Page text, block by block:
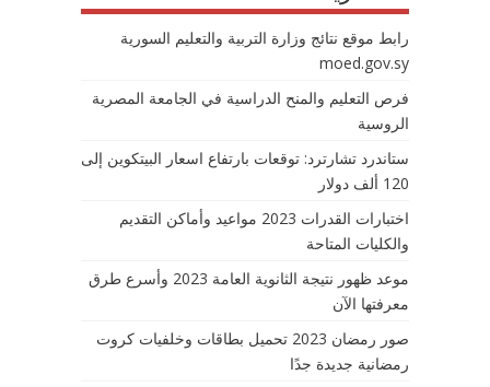
رابط موقع نتائج وزارة التربية والتعليم السورية
moed.gov.sy
فرص التعليم والمنح الدراسية في الجامعة المصرية
الروسية
ستاندرد تشارترد: توقعات بارتفاع اسعار البيتكوين إلى
120 ألف دولار
اختبارات القدرات 2023 مواعيد وأماكن التقديم
والكليات المتاحة
موعد ظهور نتيجة الثانوية العامة 2023 وأسرع طرق
معرفتها الآن
صور رمضان 2023 تحميل بطاقات وخلفيات كروت
رمضانية جديدة جدًا